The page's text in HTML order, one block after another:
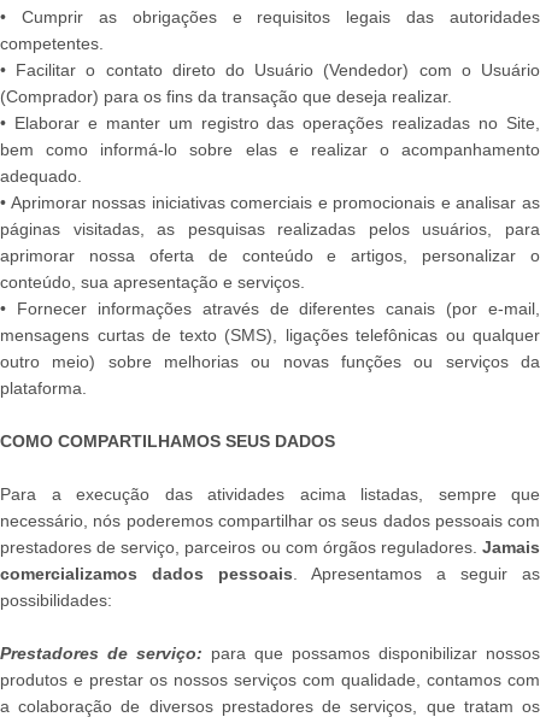
• Cumprir as obrigações e requisitos legais das autoridades
competentes.
• Facilitar o contato direto do Usuário (Vendedor) com o Usuário
(Comprador) para os fins da transação que deseja realizar.
• Elaborar e manter um registro das operações realizadas no Site,
bem como informá-lo sobre elas e realizar o acompanhamento
adequado.
• Aprimorar nossas iniciativas comerciais e promocionais e analisar as
páginas visitadas, as pesquisas realizadas pelos usuários, para
aprimorar nossa oferta de conteúdo e artigos, personalizar o
conteúdo, sua apresentação e serviços.
• Fornecer informações através de diferentes canais (por e-mail,
mensagens curtas de texto (SMS), ligações telefônicas ou qualquer
outro meio) sobre melhorias ou novas funções ou serviços da
plataforma.
COMO COMPARTILHAMOS SEUS DADOS
Para a execução das atividades acima listadas, sempre que
necessário, nós poderemos compartilhar os seus dados pessoais com
prestadores de serviço, parceiros ou com órgãos reguladores. Jamais
comercializamos dados pessoais . Apresentamos a seguir as
possibilidades:
Prestadores de serviço: para que possamos disponibilizar nossos
produtos e prestar os nossos serviços com qualidade, contamos com
a colaboração de diversos prestadores de serviços, que tratam os